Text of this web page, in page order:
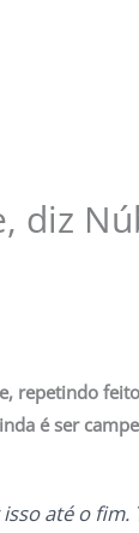
diz
repetindo
é ser
até o